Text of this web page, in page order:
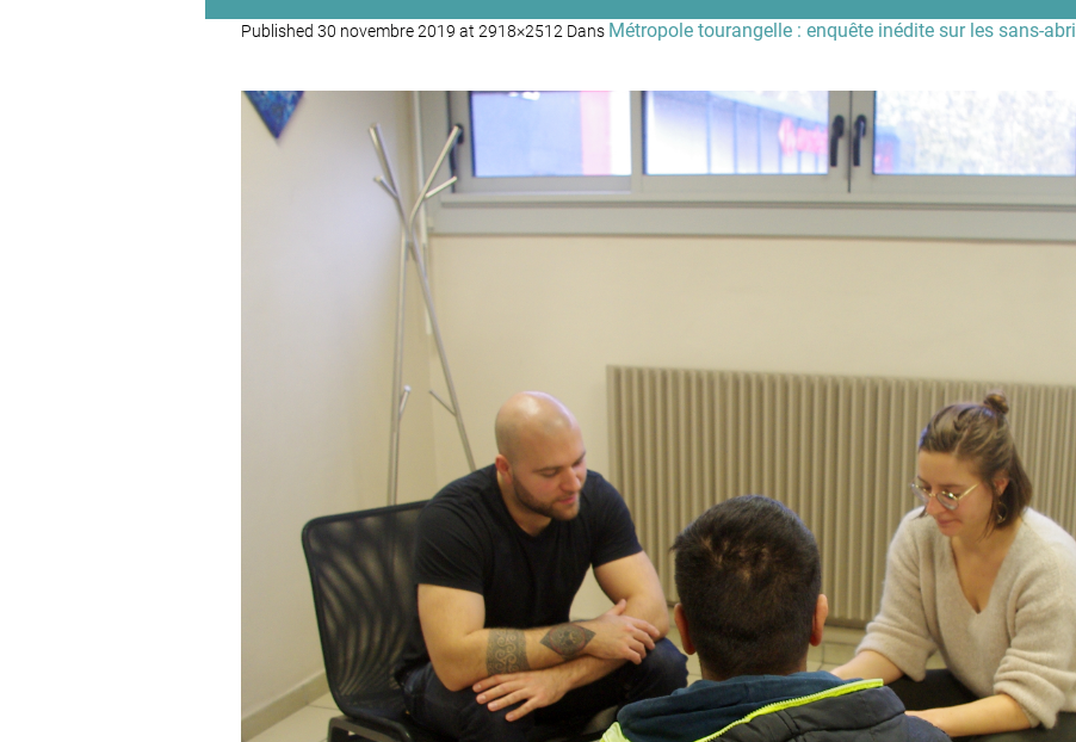
Published 30 novembre 2019 at 2918×2512 Dans Métropole tourangelle : enquête inédite sur les sans-abri